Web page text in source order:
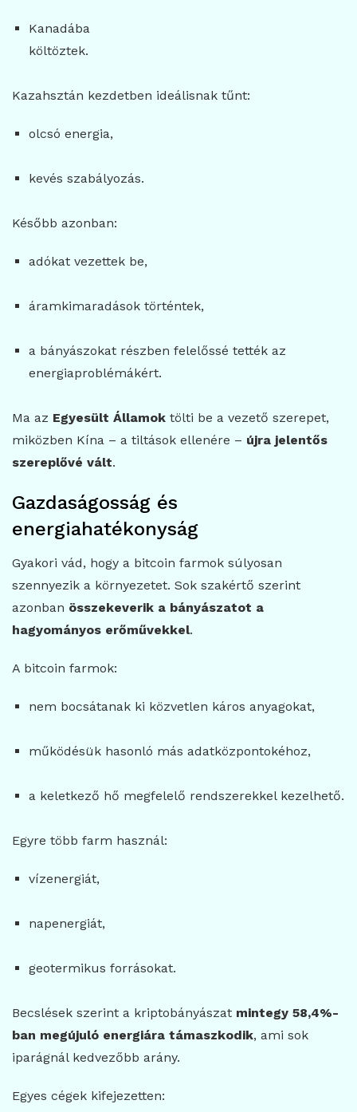
Kanadába
költöztek.
Kazahsztán kezdetben ideálisnak tűnt:
olcsó energia,
kevés szabályozás.
Később azonban:
adókat vezettek be,
áramkimaradások történtek,
a bányászokat részben felelőssé tették az
energiaproblémákért.
Ma az Egyesült Államok tölti be a vezető szerepet,
miközben Kína – a tiltások ellenére – újra jelentős
szereplővé vált.
Gazdaságosság és
energiahatékonyság
Gyakori vád, hogy a bitcoin farmok súlyosan
szennyezik a környezetet. Sok szakértő szerint
azonban összekeverik a bányászatot a
hagyományos erőművekkel.
A bitcoin farmok:
nem bocsátanak ki közvetlen káros anyagokat,
működésük hasonló más adatközpontokéhoz,
a keletkező hő megfelelő rendszerekkel kezelhető.
Egyre több farm használ:
vízenergiát,
napenergiát,
geotermikus forrásokat.
Becslések szerint a kriptobányászat mintegy 58,4%-
ban megújuló energiára támaszkodik, ami sok
iparágnál kedvezőbb arány.
Egyes cégek kifejezetten: